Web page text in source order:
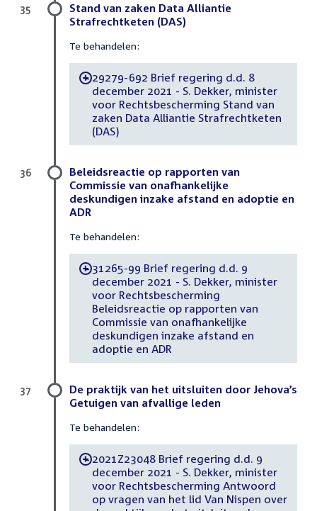
Stand van zaken Data Alliantie
Strafrechtketen (DAS)
Te behandelen:
-29279-692 Brief regering d.d. 8
december 2021 - S. Dekker, minister
voor Rechtsbescherming Stand van
zaken Data Alliantie Strafrechtketen
(DAS)
35
Beleidsreactie op rapporten van
Commissie van onafhankelijke
deskundigen inzake afstand en adoptie en
ADR
Te behandelen:
-31265-99 Brief regering d.d. 9
december 2021 - S. Dekker, minister
voor Rechtsbescherming
Beleidsreactie op rapporten van
Commissie van onafhankelijke
deskundigen inzake afstand en
adoptie en ADR
36
De praktijk van het uitsluiten door Jehova’s
Getuigen van afvallige leden
Te behandelen:
-2021Z23048 Brief regering d.d. 9
december 2021 - S. Dekker, minister
voor Rechtsbescherming Antwoord
op vragen van het lid Van Nispen over
37